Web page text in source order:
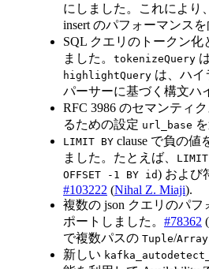
にしました。これにより
insert のパフォーマンスを
SQL クエリのトークン
ました。 tokenizeQuery
highlightQuery は、ハイ
パーサーに基づく構文ハ
RFC 3986 のセマンティク
るための設定 url_base
LIMIT BY clause で負の値
ました。たとえば、
OFFSET -1 BY id) および
#103222 (Nihal Z. Miaji).
複数の json クエリのパフ
ポートしました。 #78362 (
で複数パスの Tuple/Array
新しい